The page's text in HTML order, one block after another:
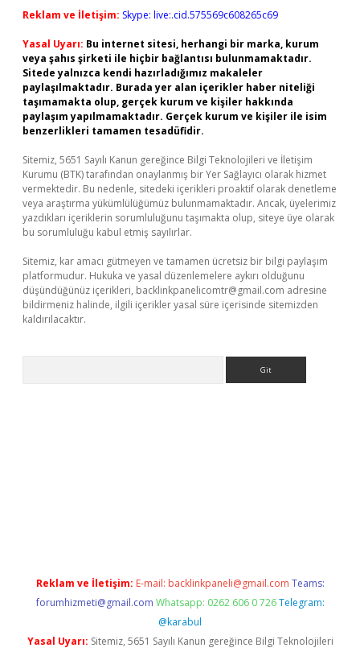
Reklam ve İletişim: Skype: live:.cid.575569c608265c69
Yasal Uyarı: Bu internet sitesi, herhangi bir marka, kurum
veya şahıs şirketi ile hiçbir bağlantısı bulunmamaktadır.
Sitede yalnızca kendi hazırladığımız makaleler
paylaşılmaktadır. Burada yer alan içerikler haber niteliği
taşımamakta olup, gerçek kurum ve kişiler hakkında
paylaşım yapılmamaktadır. Gerçek kurum ve kişiler ile isim
benzerlikleri tamamen tesadüfidir.
Sitemiz, 5651 Sayılı Kanun gereğince Bilgi Teknolojileri ve İletişim
Kurumu (BTK) tarafından onaylanmış bir Yer Sağlayıcı olarak hizmet
vermektedir. Bu nedenle, sitedeki içerikleri proaktif olarak denetleme
veya araştırma yükümlülüğümüz bulunmamaktadır. Ancak, üyelerimiz
yazdıkları içeriklerin sorumluluğunu taşımakta olup, siteye üye olarak
bu sorumluluğu kabul etmiş sayılırlar.
Sitemiz, kar amacı gütmeyen ve tamamen ücretsiz bir bilgi paylaşım
platformudur. Hukuka ve yasal düzenlemelere aykırı olduğunu
düşündüğünüz içerikleri, backlinkpanelicomtr@gmail.com adresine
bildirmeniz halinde, ilgili içerikler yasal süre içerisinde sitemizden
kaldırılacaktır.
Reklam ve İletişim: E-mail: backlinkpaneli@gmail.com Teams:
forumhizmeti@gmail.com Whatsapp: 0262 606 0 726 Telegram:
@karabul
Yasal Uyarı: Sitemiz, 5651 Sayılı Kanun gereğince Bilgi Teknolojileri